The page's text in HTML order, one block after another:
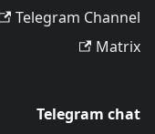
Telegram Channel
Matrix
Telegram chat